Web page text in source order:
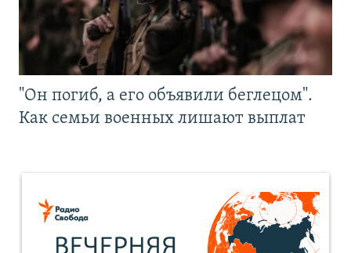
"Он погиб, а его объявили беглецом".
Как семьи военных лишают выплат